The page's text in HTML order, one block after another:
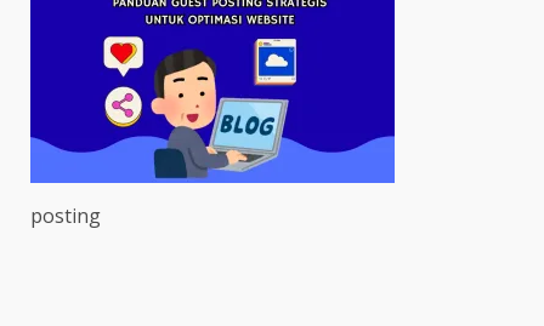
posting